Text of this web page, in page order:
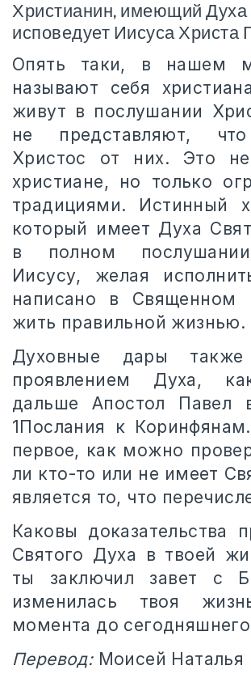
Христианин, имеющий Духа
исповедует Иисуса Христа
Опять таки, в нашем
называют себя
живут в послушании
не представляют,
Христос от них. Это
христиане, но только
традициями. Истинный
который имеет Духа
в полном
Иисусу, желая
написано в Священном
жить правильной жизнью.
Духовные дары также
проявлением Духа,
дальше Апостол Павел
1Послания к
первое, как можно
ли кто-то или не имеет
является то, что
Каковы доказательства
Святого Духа в твоей
ты заключил завет с
изменилась твоя
момента до
Перевод:Моисей Наталья